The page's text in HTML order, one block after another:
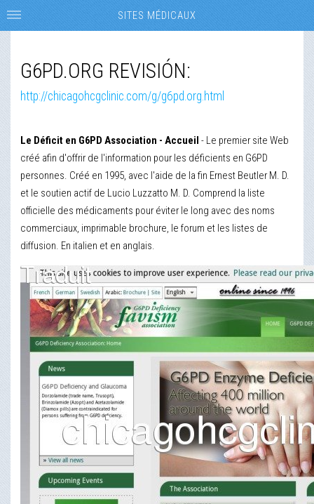
G6PD.ORG REVISIÓN:
http://chicagohcgclinic.com/g/g6pd.org.html
Le Déficit en G6PD Association - Accueil - Le premier site Web
créé afin d'offrir de l'information pour les déficients en G6PD
personnes. Créé en 1995, avec l'aide de la fin Ernest Beutler M. D.
et le soutien actif de Lucio Luzzatto M. D. Comprend la liste
officielle des médicaments pour éviter le long avec des noms
commerciaux, imprimable brochure, le forum et les listes de
diffusion. En italien et en anglais.
SITES MÉDICAUX